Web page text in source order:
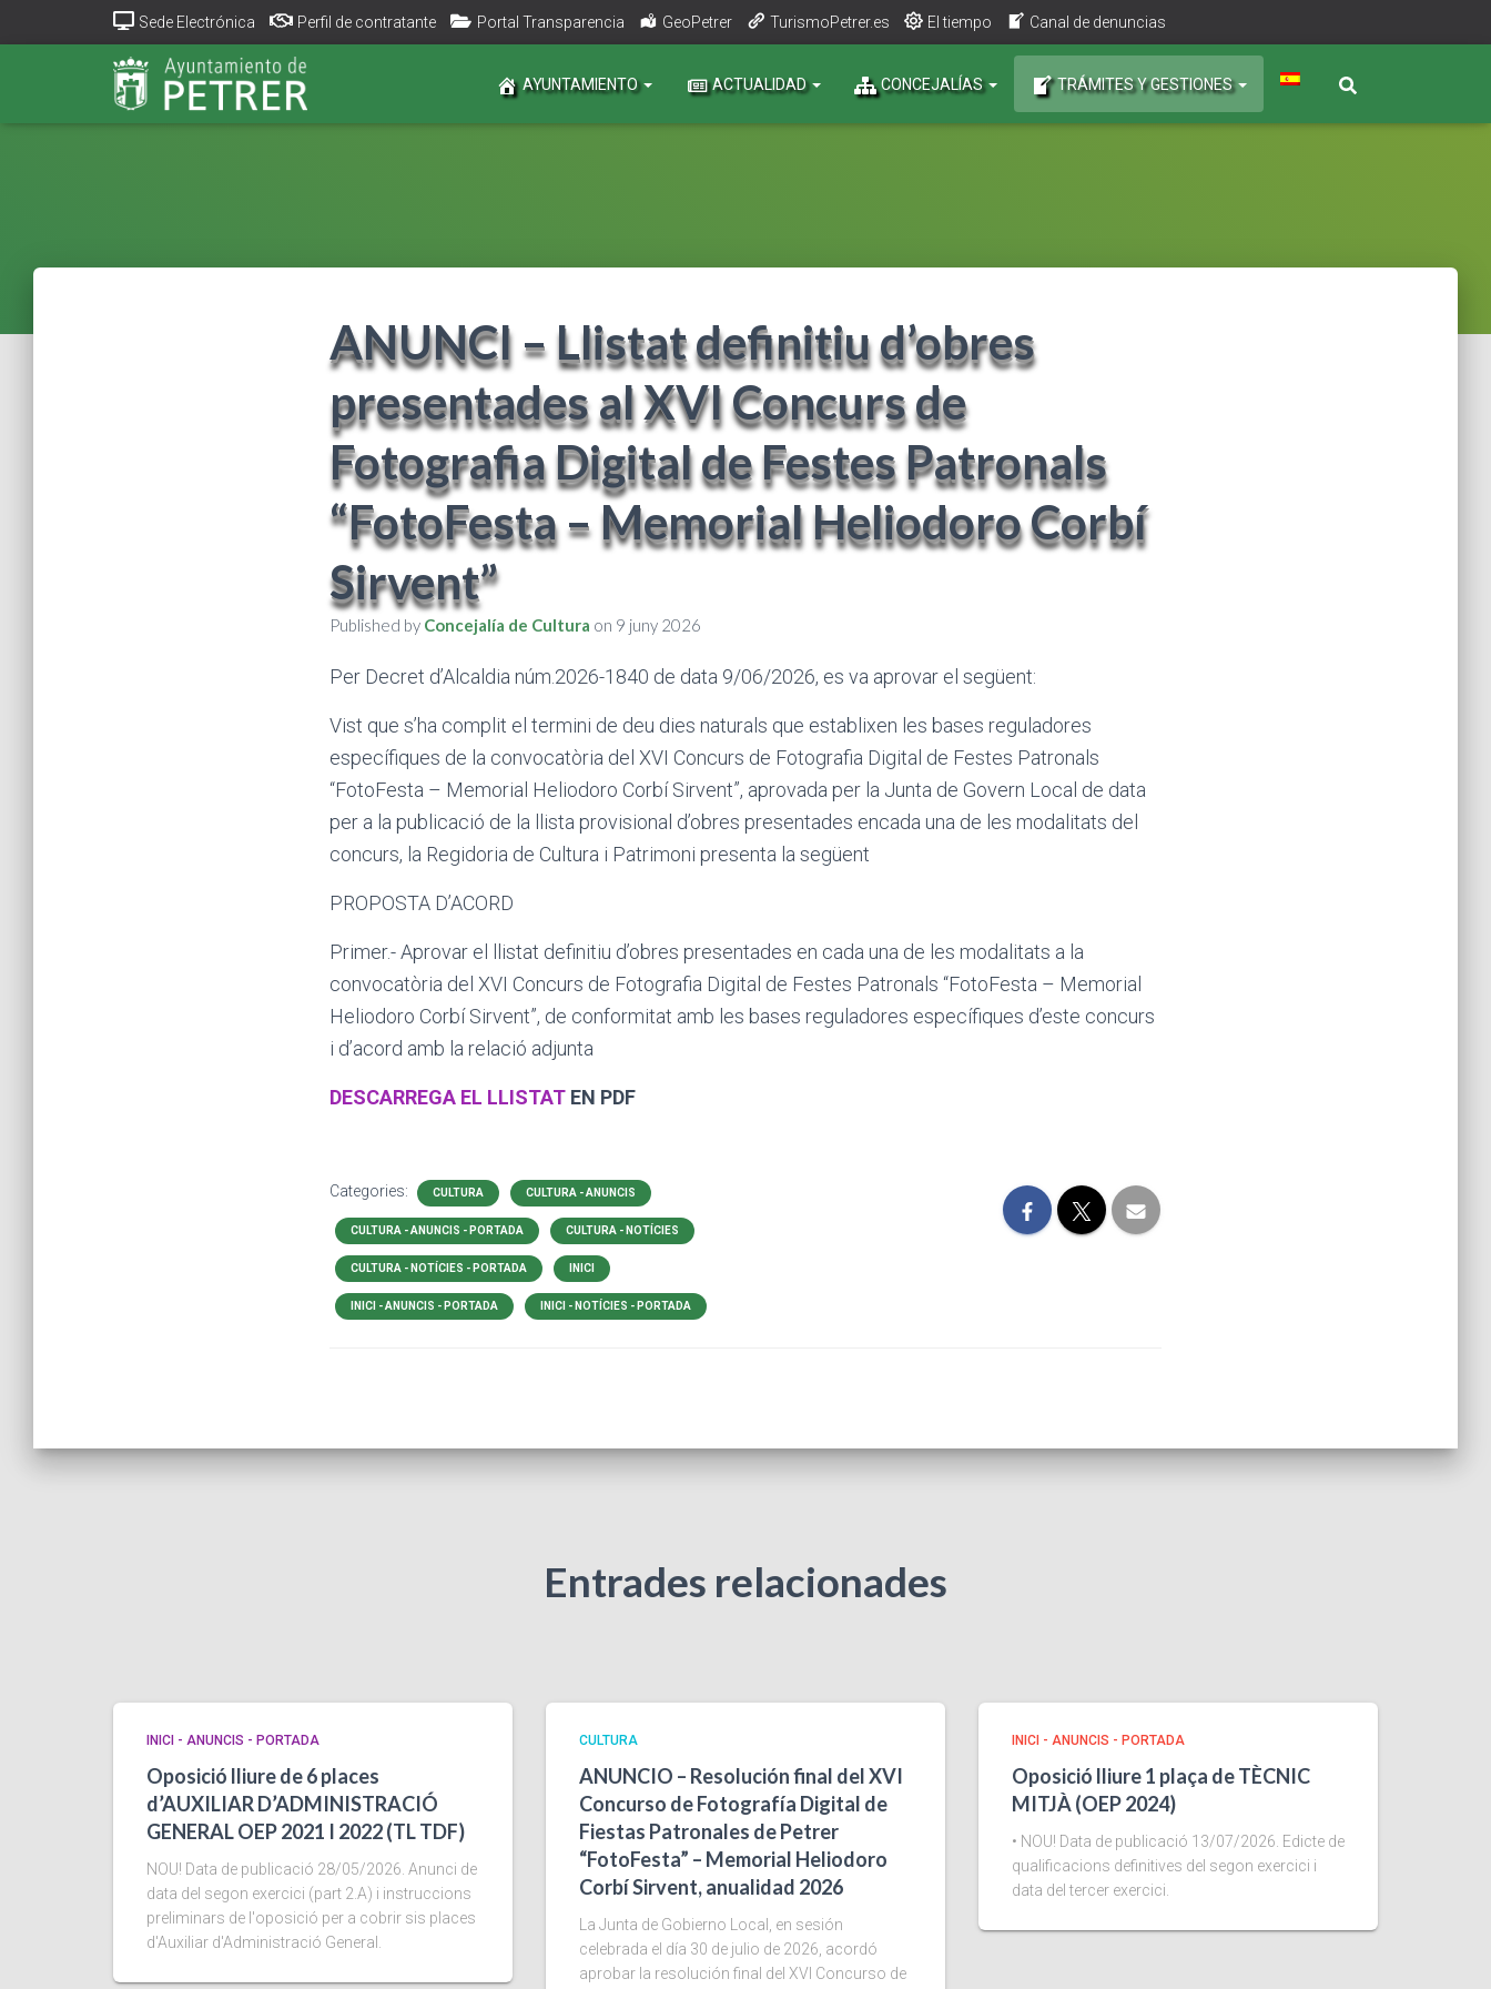
Sede Electrónica Perfil de contratante Portal Transparencia GeoPetrer TurismoPetrer.es El tiempo Canal de denuncias
AYUNTAMIENTO ACTUALIDAD CONCEJALÍAS TRÁMITES Y GESTIONES
ANUNCI – Llistat definitiu d’obres
presentades al XVI Concurs de
Fotografia Digital de Festes Patronals
“FotoFesta – Memorial Heliodoro Corbí
Sirvent”
Published by Concejalía de Cultura on 9 juny 2026
Per Decret d’Alcaldia núm.2026-1840 de data 9/06/2026, es va aprovar el següent:
Vist que s’ha complit el termini de deu dies naturals que establixen les bases reguladores
específiques de la convocatòria del XVI Concurs de Fotografia Digital de Festes Patronals
“FotoFesta – Memorial Heliodoro Corbí Sirvent”, aprovada per la Junta de Govern Local de data
per a la publicació de la llista provisional d’obres presentades encada una de les modalitats del
concurs, la Regidoria de Cultura i Patrimoni presenta la següent
PROPOSTA D’ACORD
Primer.- Aprovar el llistat definitiu d’obres presentades en cada una de les modalitats a la
convocatòria del XVI Concurs de Fotografia Digital de Festes Patronals “FotoFesta – Memorial
Heliodoro Corbí Sirvent”, de conformitat amb les bases reguladores específiques d’este concurs
i d’acord amb la relació adjunta
DESCARREGA EL LLISTAT EN PDF
Categories: CULTURA CULTURA - ANUNCIS
CULTURA - ANUNCIS - PORTADA CULTURA - NOTÍCIES
CULTURA - NOTÍCIES - PORTADA INICI
INICI - ANUNCIS - PORTADA INICI - NOTÍCIES - PORTADA
Entrades relacionades
INICI - ANUNCIS - PORTADA
Oposició lliure de 6 places
d’AUXILIAR D’ADMINISTRACIÓ
GENERAL OEP 2021 I 2022 (TL TDF)
NOU! Data de publicació 28/05/2026. Anunci de
data del segon exercici (part 2.A) i instruccions
preliminars de l'oposició per a cobrir sis places
d'Auxiliar d'Administració General.
CULTURA
ANUNCIO – Resolución final del XVI
Concurso de Fotografía Digital de
Fiestas Patronales de Petrer
“FotoFesta” – Memorial Heliodoro
Corbí Sirvent, anualidad 2026
La Junta de Gobierno Local, en sesión
celebrada el día 30 de julio de 2026, acordó
aprobar la resolución final del XVI Concurso de
INICI - ANUNCIS - PORTADA
Oposició lliure 1 plaça de TÈCNIC
MITJÀ (OEP 2024)
• NOU! Data de publicació 13/07/2026. Edicte de
qualificacions definitives del segon exercici i
data del tercer exercici.